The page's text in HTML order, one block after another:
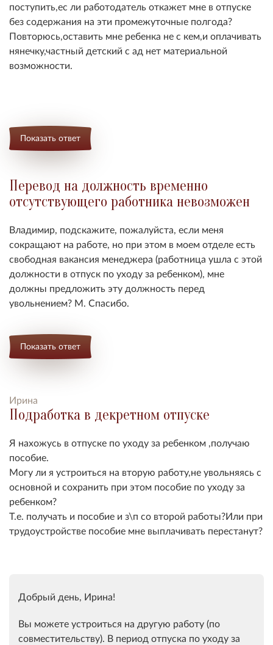
поступить,ес ли работодатель откажет мне в отпуске
без содержания на эти промежуточные полгода?
Повторюсь,оставить мне ребенка не с кем,и оплачивать
нянечку,частный детский с ад нет материальной
возможности.
Показать ответ
Перевод на должность временно
отсутствующего работника невозможен
Владимир, подскажите, пожалуйста, если меня
сокращают на работе, но при этом в моем отделе есть
свободная вакансия менеджера (работница ушла с этой
должности в отпуск по уходу за ребенком), мне
должны предложить эту должность перед
увольнением? М. Спасибо.
Показать ответ
Ирина
Подработка в декретном отпуске
Я нахожусь в отпуске по уходу за ребенком ,получаю
пособие.
Могу ли я устроиться на вторую работу,не увольняясь с
основной и сохранить при этом пособие по уходу за
ребенком?
Т.е. получать и пособие и з\п со второй работы?Или при
трудоустройстве пособие мне выплачивать перестанут?
Добрый день, Ирина!
Вы можете устроиться на другую работу (по
совместительству). В период отпуска по уходу за